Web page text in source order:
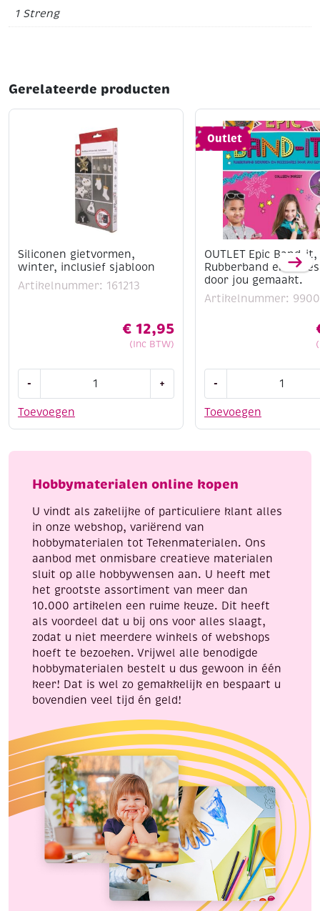
1 Streng
Gerelateerde producten
Siliconen gietvormen,
winter, inclusief sjabloon
Artikelnummer: 161213
€ 12,95
(Inc BTW)
Toevoegen
-
winter,
aantal
+
Outlet
OUTLET Epic Band-it,
Rubberband en
door jou gemaakt.
Artikelnummer:
Toevoegen
-
Band-
en
door
gemaakt.
Hobbymaterialen online kopen
U vindt als zakelijke of particuliere klant alles
in onze webshop, variërend van
hobbymaterialen tot Tekenmaterialen. Ons
aanbod met onmisbare creatieve materialen
sluit op alle hobbywensen aan. U heeft met
het grootste assortiment van meer dan
10.000 artikelen een ruime keuze. Dit heeft
als voordeel dat u bij ons voor alles slaagt,
zodat u niet meerdere winkels of webshops
hoeft te bezoeken. Vrijwel alle benodigde
hobbymaterialen bestelt u dus gewoon in één
keer! Dat is wel zo gemakkelijk en bespaart u
bovendien veel tijd én geld!